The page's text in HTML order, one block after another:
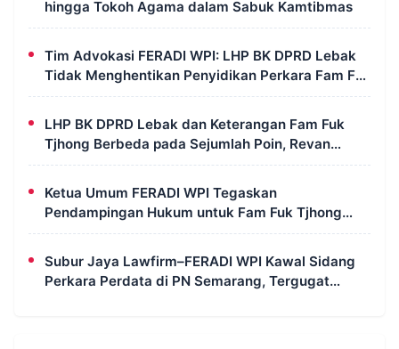
hingga Tokoh Agama dalam Sabuk Kamtibmas
Tim Advokasi FERADI WPI: LHP BK DPRD Lebak
Tidak Menghentikan Penyidikan Perkara Fam Fuk
Tjhong Alias Pak Uun
LHP BK DPRD Lebak dan Keterangan Fam Fuk
Tjhong Berbeda pada Sejumlah Poin, Revan
FERADI WPI: Proses Pembuktian Masih
Ketua Umum FERADI WPI Tegaskan
Pendampingan Hukum untuk Fam Fuk Tjhong
Tetap Berjalan, Hormati Proses Penyidikan dan
LHP BK DPRD Lebak
Subur Jaya Lawfirm–FERADI WPI Kawal Sidang
Perkara Perdata di PN Semarang, Tergugat